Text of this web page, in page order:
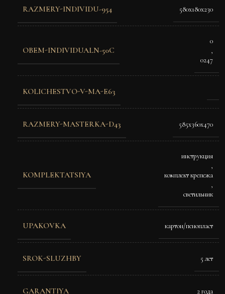
RAZMERY-INDIVIDU-954 580x180x230
OBEM-INDIVIDUALN-50C
0
,
0247
KOLICHESTVO-V-MA-E63
RAZMERY-MASTERKA-D43 585х360х470
KOMPLEKTATSIYA
инструкция
,
комплект крепежа
,
светильник
UPAKOVKA картон/пенопласт
SROK-SLUZHBY 5 лет
GARANTIYA 2 года